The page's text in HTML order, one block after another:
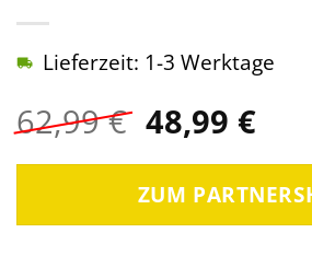
62,99€
Preis
war:
62,99 €
48,99 €
ist:
Lieferzeit: 1-3 Werktage
ZUM